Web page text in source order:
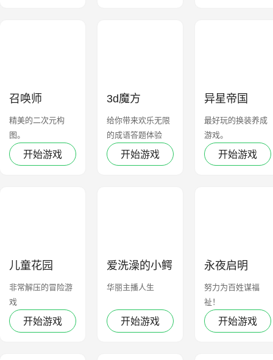
召唤师
精美的二次元构
图。
开始游戏
3d魔方
给你带来欢乐无限
的成语答题体验
开始游戏
异星帝国
最好玩的换装养成
游戏。
开始游戏
儿童花园
非常解压的冒险游
戏
开始游戏
爱洗澡的小鳄
鱼
华丽主播人生
开始游戏
永夜启明
努力为百姓谋福
祉！
开始游戏